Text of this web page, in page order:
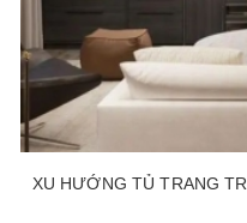
XU HƯỚNG TỦ TRANG